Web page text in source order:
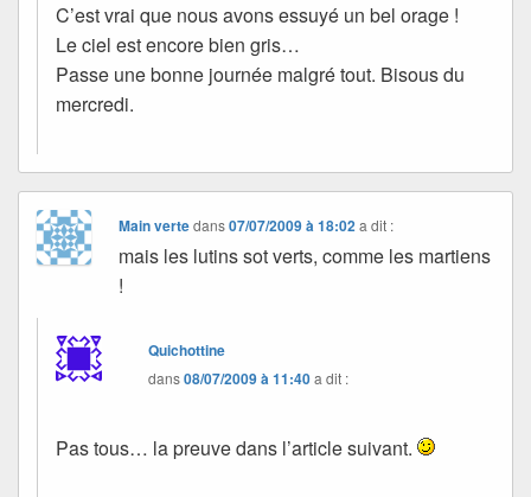
C’est vrai que nous avons essuyé un bel orage !
Le ciel est encore bien gris…
Passe une bonne journée malgré tout. Bisous du
mercredi.
Main vertedans07/07/2009 à 18:02 a dit :
mais les lutins sot verts, comme les martiens
!
Quichottine
dans08/07/2009 à 11:40a dit :
Pas tous… la preuve dans l’article suivant.